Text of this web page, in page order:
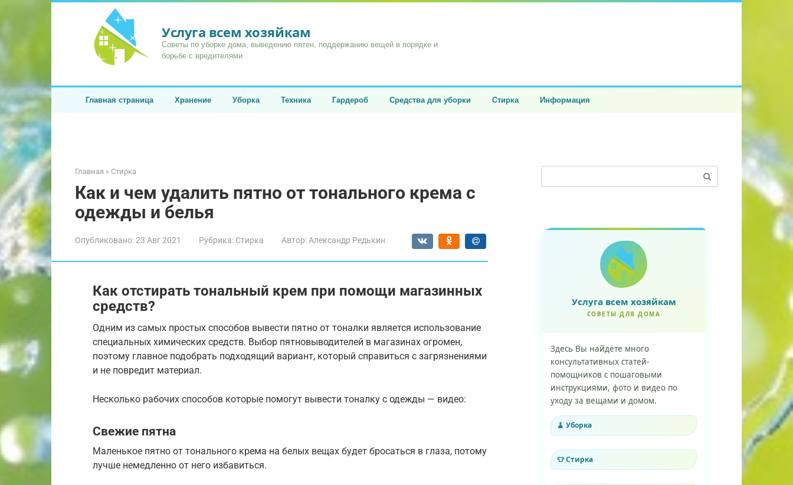
Услуга всем хозяйкам
Советы по уборке дома, выведению пятен, поддержанию вещей в порядке и
борьбе с вредителями
Главная страница Хранение Уборка Техника Гардероб Средства для уборки Стирка Информация
Главная » Стирка
Как и чем удалить пятно от тонального крема с
одежды и белья
Опубликовано:23 Авг 2021 Рубрика: Стирка Автор: Александр Редькин
Как отстирать тональный крем при помощи магазинных
средств?
Одним из самых простых способов вывести пятно от тоналки является использование
специальных химических средств. Выбор пятновыводителей в магазинах огромен,
поэтому главное подобрать подходящий вариант, который справиться с загрязнениями
и не повредит материал.
Несколько рабочих способов которые помогут вывести тоналку с одежды — видео:
Свежие пятна
Маленькое пятно от тонального крема на белых вещах будет бросаться в глаза, потому
лучше немедленно от него избавиться.
Услуга всем хозяйкам
СОВЕТЫ ДЛЯ ДОМА
Здесь Вы найдёте много
консультативных статей-
помощников с пошаговыми
инструкциями, фото и видео по
уходу за вещами и домом.
🧹 Уборка
👕 Стирка